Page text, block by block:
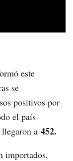
este
se
positivos por
el país
a 452.
importados,